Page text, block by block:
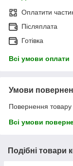
Оплатити
Післяплата
Готівка
Всі умови оплати
Умови
Повернення
Всі умови
Подібні товари